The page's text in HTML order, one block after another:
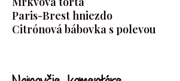
Paris-Brest hniezdo
Citrónová bábovka s polevou